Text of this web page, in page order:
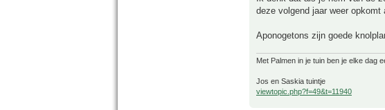
deze volgend jaar weer opkomt
Aponogetons zijn goede
Met Palmen in je tuin ben je elke dag
Jos en Saskia tuintje
viewtopic.php?f=49&t=11940